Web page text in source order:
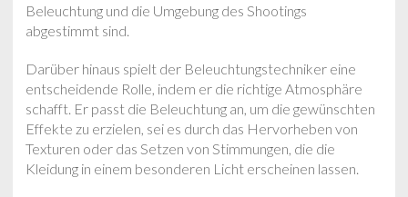
Beleuchtung und die Umgebung des Shootings
abgestimmt sind.
Darüber hinaus spielt der Beleuchtungstechniker eine
entscheidende Rolle, indem er die richtige Atmosphäre
schafft. Er passt die Beleuchtung an, um die gewünschten
Effekte zu erzielen, sei es durch das Hervorheben von
Texturen oder das Setzen von Stimmungen, die die
Kleidung in einem besonderen Licht erscheinen lassen.